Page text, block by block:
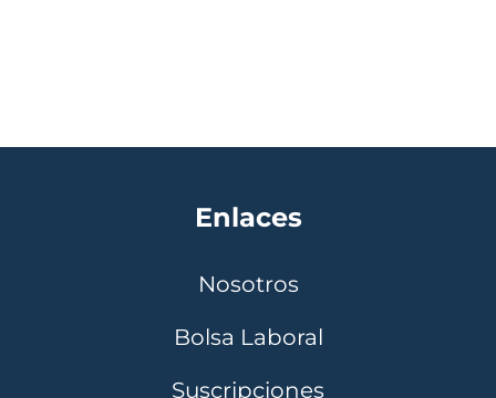
Enlaces
Nosotros
Bolsa Laboral
Suscripciones